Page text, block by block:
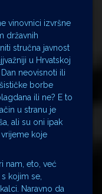
vinovnici izvršne
državnih
stručna javnost
u Hrvatskoj
neovisnoti ili
borbe
ili ne? E to
u stranu je
ali su oni ipak
koje
nam, eto, već
kojim se,
Naravno da